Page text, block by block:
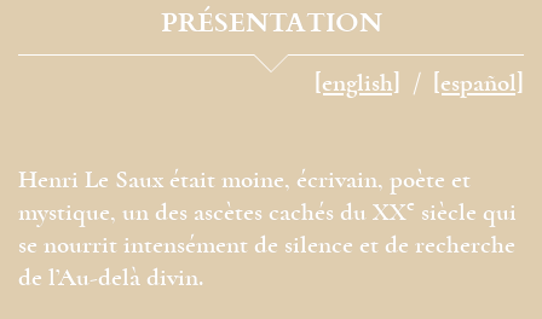
PRÉSENTATION
[english] [español]
Henri Le Saux était moine, écrivain, poète et
mystique, un des ascètes cachés du XXe siècle qui
se nourrit intensément de silence et de recherche
de l’Au-delà divin.